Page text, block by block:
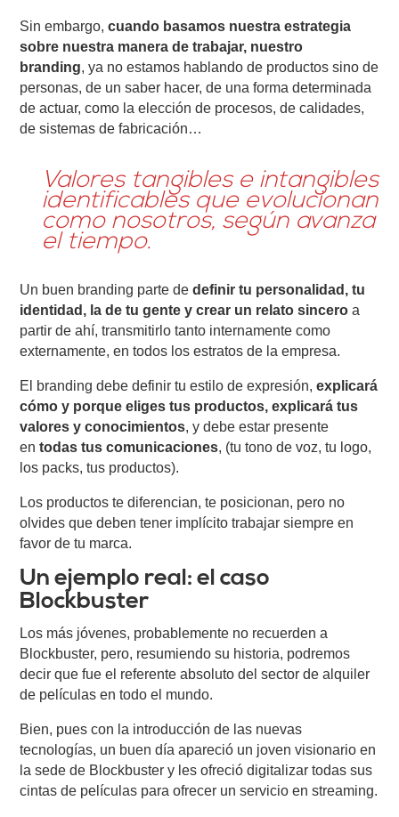
Sin embargo,cuando basamos nuestra estrategia
sobre nuestra manera de trabajar, nuestro
branding, ya no estamos hablando de productos sino de
personas, de un saber hacer, de una forma determinada
de actuar, como la elección de procesos, de calidades,
de sistemas de fabricación…
Valores tangibles e intangibles
identificables que evolucionan
como nosotros, según avanza
el tiempo.
Un buen branding parte dedefinir tu personalidad, tu
identidad, la de tu gente y crear un relato sincero a
partir de ahí, transmitirlo tanto internamente como
externamente, en todos los estratos de la empresa.
El branding debe definir tu estilo de expresión,explicará
cómo y porque eliges tus productos, explicará tus
valores y conocimientos, y debe estar presente
entodas tus comunicaciones, (tu tono de voz, tu logo,
los packs, tus productos).
Los productos te diferencian, te posicionan, pero no
olvides que deben tener implícito trabajar siempre en
favor de tu marca.
Un ejemplo real: el caso
Blockbuster
Los más jóvenes, probablemente no recuerden a
Blockbuster, pero, resumiendo su historia, podremos
decir que fue el referente absoluto del sector de alquiler
de películas en todo el mundo.
Bien, pues con la introducción de las nuevas
tecnologías, un buen día apareció un joven visionario en
la sede de Blockbuster y les ofreció digitalizar todas sus
cintas de películas para ofrecer un servicio en streaming.